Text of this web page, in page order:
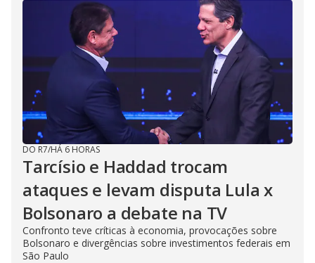
DO R7/HÁ 6 HORAS
Tarcísio e Haddad trocam
ataques e levam disputa Lula x
Bolsonaro a debate na TV
Confronto teve críticas à economia, provocações sobre
Bolsonaro e divergências sobre investimentos federais em
São Paulo